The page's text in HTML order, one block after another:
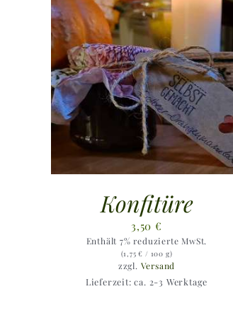
Konfitüre
3,50€
Enthält 7% reduzierte MwSt.
(1,75€ / 100 g)
zzgl. Versand
Lieferzeit: ca. 2-3 Werktage